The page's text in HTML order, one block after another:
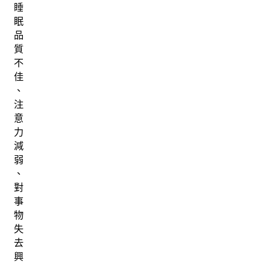
睡
眠
品
質
不
佳
、
注
意
力
減
弱
、
對
事
物
失
去
興